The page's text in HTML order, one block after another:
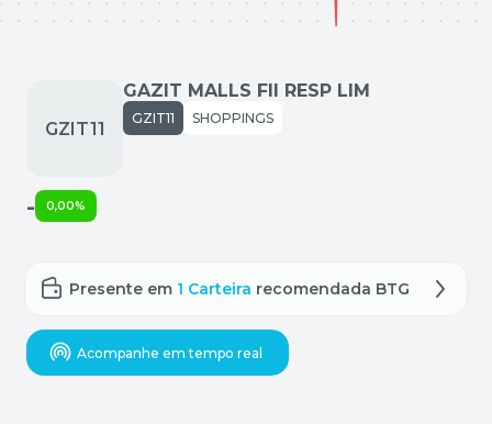
GAZIT MALLS FII RESP LIM
GZIT11 SHOPPINGS
Presente em 1 Carteira recomendada BTG
Acompanhe em tempo real
- 0,00%